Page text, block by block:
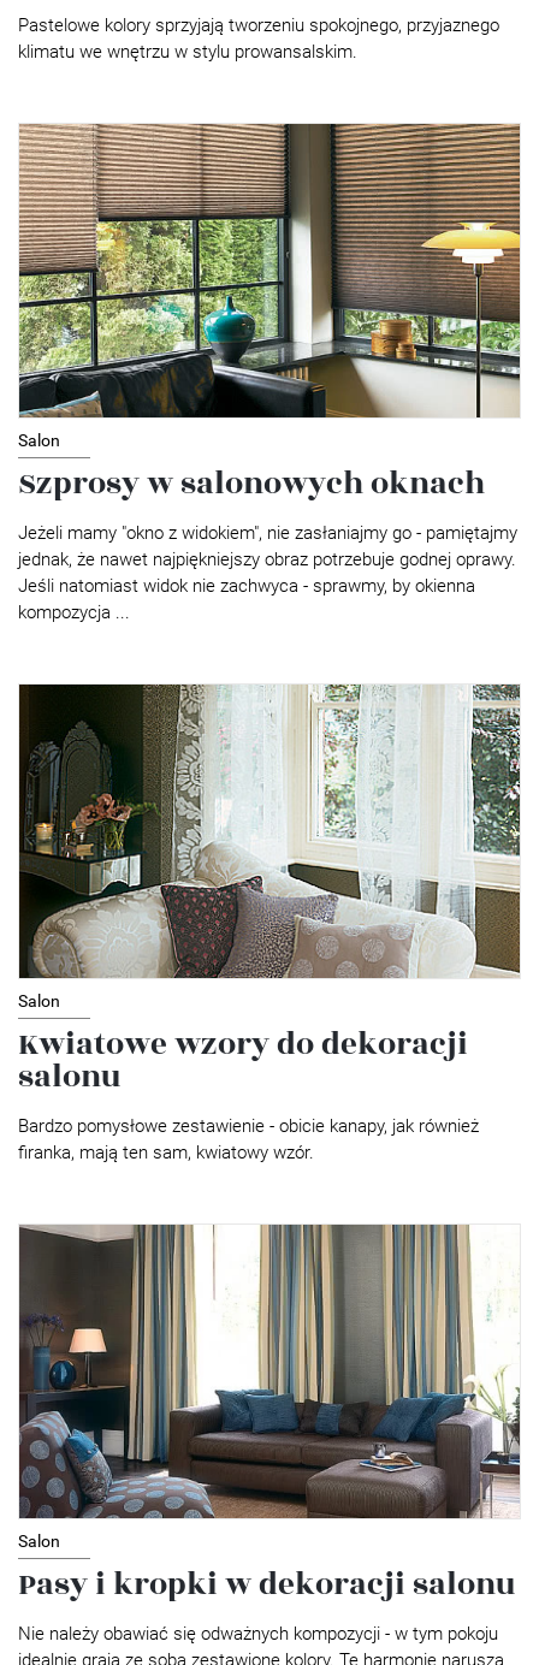
Pastelowe kolory sprzyjają tworzeniu spokojnego, przyjaznego
klimatu we wnętrzu w stylu prowansalskim.
Salon
Szprosy w salonowych oknach
Jeżeli mamy "okno z widokiem", nie zasłaniajmy go - pamiętajmy
jednak, że nawet najpiękniejszy obraz potrzebuje godnej oprawy.
Jeśli natomiast widok nie zachwyca - sprawmy, by okienna
kompozycja ...
Salon
Kwiatowe wzory do dekoracji
salonu
Bardzo pomysłowe zestawienie - obicie kanapy, jak również
firanka, mają ten sam, kwiatowy wzór.
Salon
Pasy i kropki w dekoracji salonu
Nie należy obawiać się odważnych kompozycji - w tym pokoju
idealnie grają ze sobą zestawione kolory. Tę harmonię narusza